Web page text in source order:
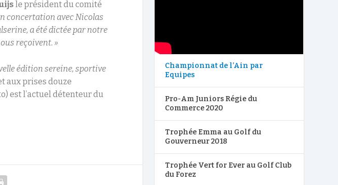
le président du comité
concertation avec Nicolas
a été dictée par notre
reçoivent. »
édition sereine, sportive
aux prises douze
est l’actuel détenteur du
Championnat de l’Ain par
Equipes
Pro-Am Juniors Régie du
Commerce 2020
Trophée Emma au Golf du
Gouverneur 2018
Trophée Vert for Ever au Golf Club
du Forez